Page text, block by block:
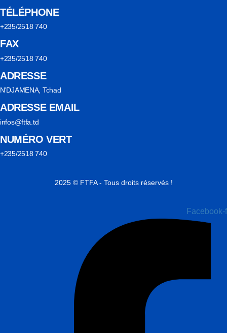
TÉLÉPHONE
+235/2518 740
FAX
+235/2518 740
ADRESSE
N'DJAMENA, Tchad
ADRESSE EMAIL
infos@ftfa.td
NUMÉRO VERT
+235/2518 740
2025 © FTFA - Tous droits réservés !
Facebook-f